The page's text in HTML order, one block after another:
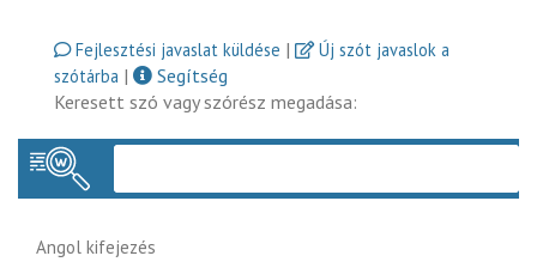
Fejlesztési javaslat küldése |
Új szót javaslok a
szótárba |
Segítség
Keresett szó vagy szórész megadása:
Angol kifejezés